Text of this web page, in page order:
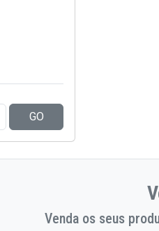
GO
Venda os seus